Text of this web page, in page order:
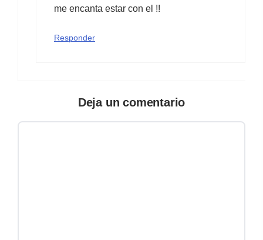
me encanta estar con el !!
Responder
Deja un comentario